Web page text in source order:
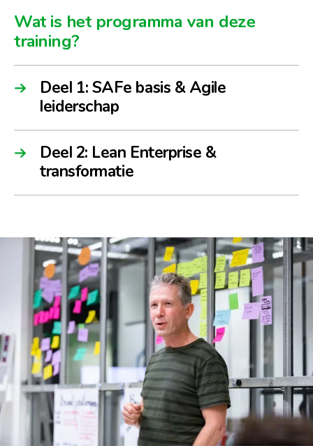
Wat is het programma van deze
training?
Deel 1: SAFe basis & Agile
leiderschap
Deel 2: Lean Enterprise &
transformatie